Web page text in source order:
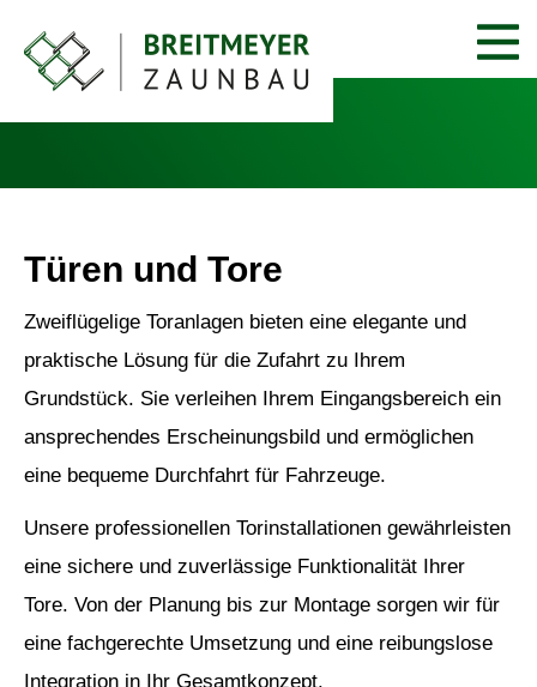
Türen und Tore
Zweiflügelige Toranlagen bieten eine elegante und
praktische Lösung für die Zufahrt zu Ihrem
Grundstück. Sie verleihen Ihrem Eingangsbereich ein
ansprechendes Erscheinungsbild und ermöglichen
eine bequeme Durchfahrt für Fahrzeuge.
Unsere professionellen Torinstallationen gewährleisten
eine sichere und zuverlässige Funktionalität Ihrer
Tore. Von der Planung bis zur Montage sorgen wir für
eine fachgerechte Umsetzung und eine reibungslose
Integration in Ihr Gesamtkonzept.